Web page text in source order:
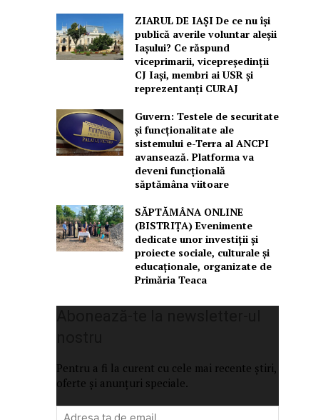
ZIARUL DE IAȘI De ce nu își
publică averile voluntar aleșii
Iașului? Ce răspund
viceprimarii, vicepreședinții
CJ Iași, membri ai USR și
reprezentanți CURAJ
Guvern: Testele de securitate
și funcționalitate ale
sistemului e-Terra al ANCPI
avansează. Platforma va
deveni funcțională
săptămâna viitoare
SĂPTĂMÂNA ONLINE
(BISTRIȚA) Evenimente
dedicate unor investiții și
proiecte sociale, culturale și
educaționale, organizate de
Primăria Teaca
Pentru a fi la curent cu cele mai recente știri,
oferte și anunțuri speciale.